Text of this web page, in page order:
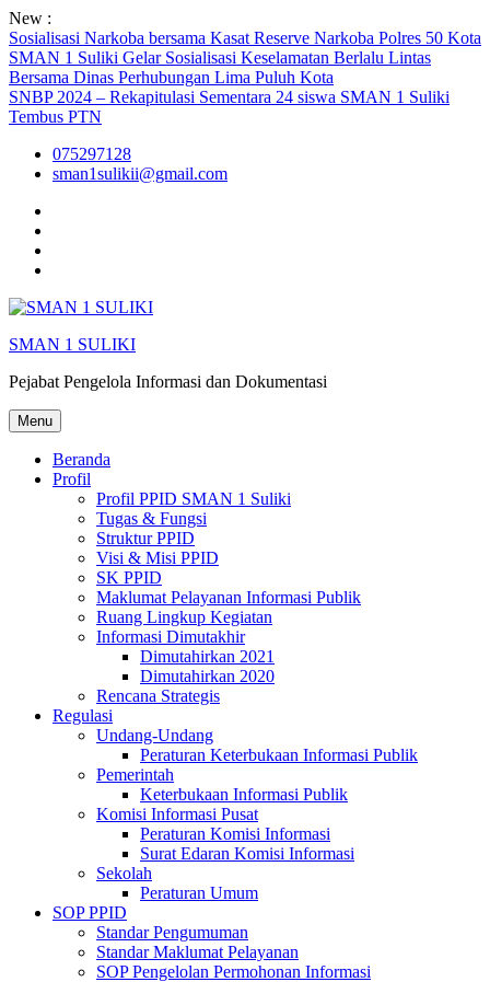
Skip
to
content
New :
Sosialisasi Narkoba bersama Kasat Reserve Narkoba Polres 50 Kota
SMAN 1 Suliki Gelar Sosialisasi Keselamatan Berlalu Lintas
Bersama Dinas Perhubungan Lima Puluh Kota
SNBP 2024 – Rekapitulasi Sementara 24 siswa SMAN 1 Suliki
Tembus PTN
075297128
sman1sulikii@gmail.com
SMAN 1 SULIKI
Pejabat Pengelola Informasi dan Dokumentasi
Menu
Beranda
Profil
Profil PPID SMAN 1 Suliki
Tugas & Fungsi
Struktur PPID
Visi & Misi PPID
SK PPID
Maklumat Pelayanan Informasi Publik
Ruang Lingkup Kegiatan
Informasi Dimutakhir
Dimutahirkan 2021
Dimutahirkan 2020
Rencana Strategis
Regulasi
Undang-Undang
Peraturan Keterbukaan Informasi Publik
Pemerintah
Keterbukaan Informasi Publik
Komisi Informasi Pusat
Peraturan Komisi Informasi
Surat Edaran Komisi Informasi
Sekolah
Peraturan Umum
SOP PPID
Standar Pengumuman
Standar Maklumat Pelayanan
SOP Pengelolan Permohonan Informasi